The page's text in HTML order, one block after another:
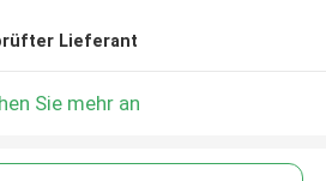
Lieferant
Sie mehr an